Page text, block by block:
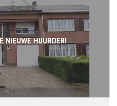
NIEUWE HUURDER!